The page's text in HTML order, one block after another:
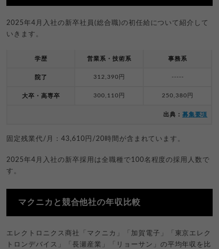
2025年4月入社の新卒社員(総合職)の初任給について紹介して
いきます。
学歴 営業系・技術系 事務系
院了 312,390円 -----
大卒・高専卒 300,110円 250,380円
出典： 募集要項
固定残業代/月：43,610円/20時間が含まれています。
2025年4月入社の新卒採用は全職種で100名程度の採用人数で
す。
マクニカと競合他社の年収比較
エレクトロニクス商社「マクニカ」「加賀電子」「東京エレク
トロンデバイス」「長瀬産業」「リョーサン」の平均年収を比